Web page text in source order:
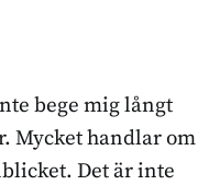
bege mig långt
Mycket handlar om
Det är inte